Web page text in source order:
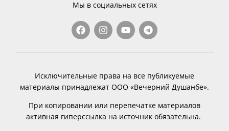
Мы в социальных сетях
Исключительные права на все публикуемые
материалы принадлежат ООО «Вечерний Душанбе».
При копировании или перепечатке материалов
активная гиперссылка на источник обязательна.